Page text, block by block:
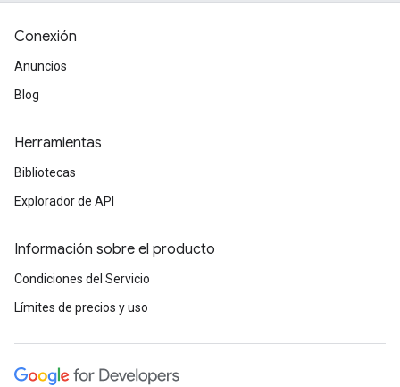
Conexión
Anuncios
Blog
Herramientas
Bibliotecas
Explorador de API
Información sobre el producto
Condiciones del Servicio
Límites de precios y uso